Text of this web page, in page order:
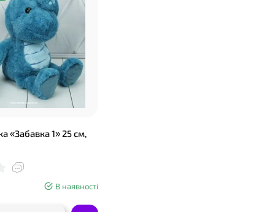
«Забавка 1» 25 см,
В наявності